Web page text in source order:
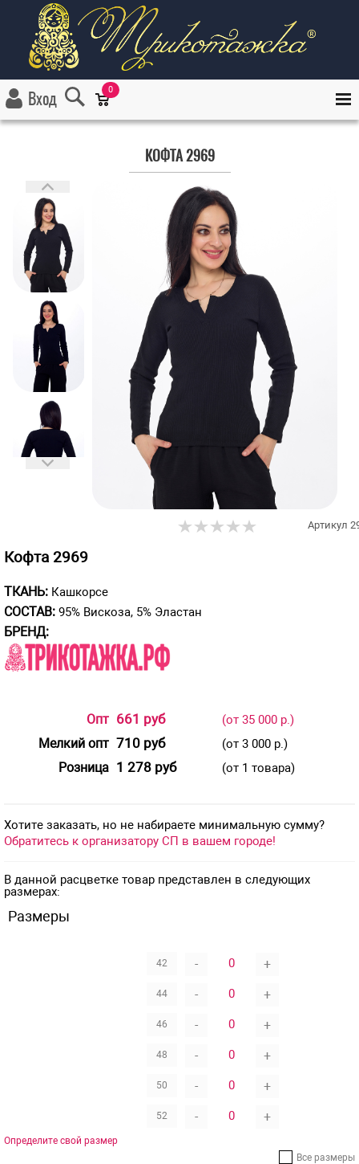
Вход 0
КОФТА 2969
Артикул
Кофта 2969
ТКАНЬ: Кашкорсе
СОСТАВ: 95% Вискоза, 5% Эластан
БРЕНД:
Опт 661 руб (от 35 000 р.)
Мелкий опт 710 руб (от 3 000 р.)
Розница 1 278 руб (от 1 товара)
Хотите заказать, но не набираете минимальную сумму?
Обратитесь к организатору СП в вашем городе!
В данной расцветке товар представлен в следующих
размерах:
Размеры
42 - +
44 - +
46 - +
48 - +
50 - +
52 - +
Определите свой размер
Все размеры